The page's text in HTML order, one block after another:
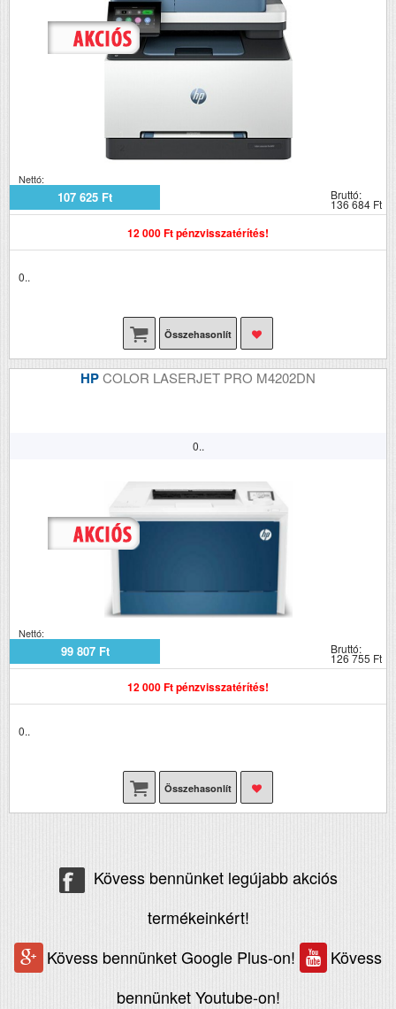
Nettó:
107 625 Ft Bruttó:
136 684 Ft
12 000 Ft pénzvisszatérítés!
0..
Összehasonlít
HPCOLOR LASERJET PRO M4202DN
0..
Nettó:
99 807 Ft Bruttó:
126 755 Ft
12 000 Ft pénzvisszatérítés!
0..
Összehasonlít
Kövess bennünket legújabb akciós
termékeinkért!
Kövess bennünket Google Plus-on!
Kövess
bennünket Youtube-on!